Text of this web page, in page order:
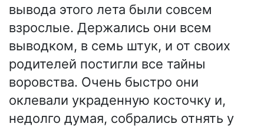
вывода этого лета были совсем
взрослые. Держались они всем
выводком, в семь штук, и от своих
родителей постигли все тайны
воровства. Очень быстро они
оклевали украденную косточку и,
недолго думая, собрались отнять у